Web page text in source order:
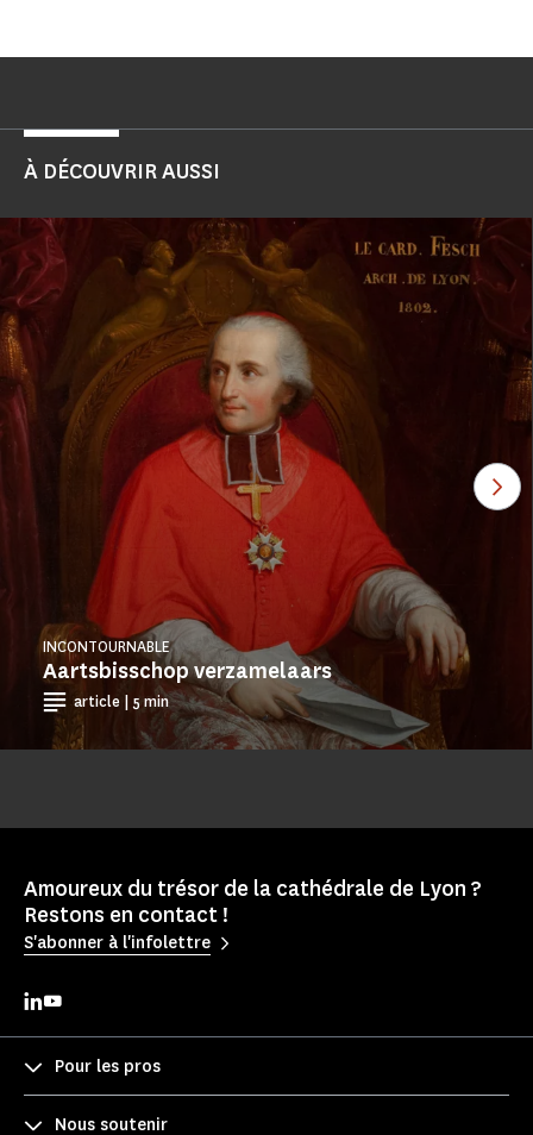
À DÉCOUVRIR AUSSI
Aartsbisschop verzamelaars
INCONTOURNABLE
article | 5 min
Amoureux du trésor de la cathédrale de Lyon ?
Restons en contact !
S'abonner à l'infolettre
Pour les pros
Nous soutenir